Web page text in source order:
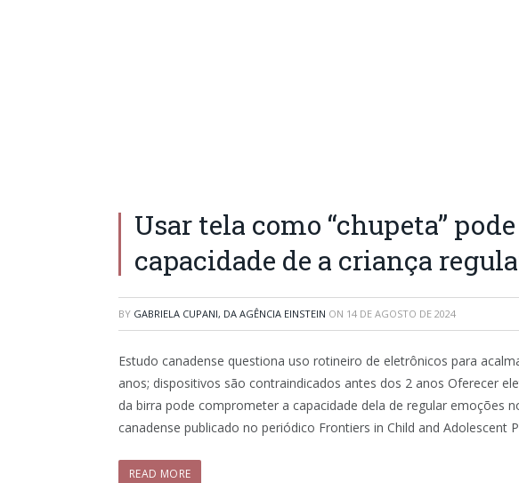
Usar tela como “chupeta”
capacidade de a criança
BY GABRIELA CUPANI, DA AGÊNCIA EINSTEIN ON 14 DE AGOSTO DE 2024
Estudo canadense questiona uso rotineiro de eletrônicos para
anos; dispositivos são contraindicados antes dos 2 anos Oferecer
da birra pode comprometer a capacidade dela de regular emoções
canadense publicado no periódico Frontiers in Child and Adolescent
READ MORE